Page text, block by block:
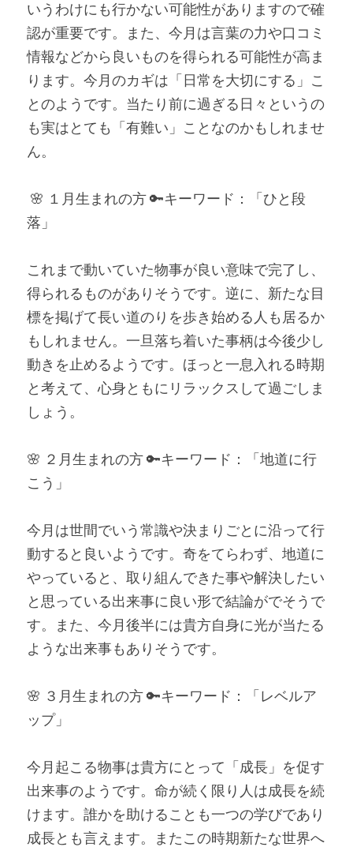
いうわけにも行かない可能性がありますので確
認が重要です。また、今月は言葉の力や口コミ
情報などから良いものを得られる可能性が高ま
ります。今月のカギは「日常を大切にする」こ
とのようです。当たり前に過ぎる日々というの
も実はとても「有難い」ことなのかもしれませ
ん。
🌸 １月生まれの方 🔑キーワード：「ひと段
落」
これまで動いていた物事が良い意味で完了し、
得られるものがありそうです。逆に、新たな目
標を掲げて長い道のりを歩き始める人も居るか
もしれません。一旦落ち着いた事柄は今後少し
動きを止めるようです。ほっと一息入れる時期
と考えて、心身ともにリラックスして過ごしま
しょう。
🌸 ２月生まれの方 🔑キーワード：「地道に行
こう」
今月は世間でいう常識や決まりごとに沿って行
動すると良いようです。奇をてらわず、地道に
やっていると、取り組んできた事や解決したい
と思っている出来事に良い形で結論がでそうで
す。また、今月後半には貴方自身に光が当たる
ような出来事もありそうです。
🌸 ３月生まれの方 🔑キーワード：「レベルア
ップ」
今月起こる物事は貴方にとって「成長」を促す
出来事のようです。命が続く限り人は成長を続
けます。誰かを助けることも一つの学びであり
成長とも言えます。またこの時期新たな世界へ